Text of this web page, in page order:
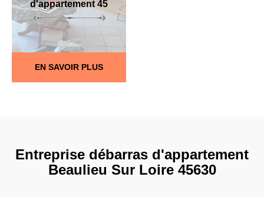
d'appartement 45
EN SAVOIR PLUS
Entreprise débarras d'appartement
Beaulieu Sur Loire 45630